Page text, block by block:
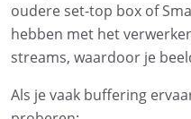
oudere set-top box of
hebben met het
streams, waardoor je
Als je vaak buffering